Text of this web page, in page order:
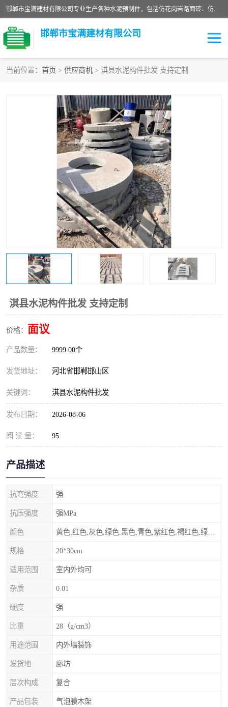
邯郸市宝满建材有限公司专业生产各种水泥预制件，包括仿花岗岩路面砖、仿花岗岩人行道砖、仿花岗岩路侧石、烧结砖、植草砖、码头砖连锁块、仿花岗岩路侧石、沙井盖、水泥盖板等各种水泥制品
邯郸市宝满建材有限公司
当前位置： 首页 > 供应商机 > 淇县水泥构件批发 支持定制
淇县水泥构件批发 支持定制
价格： 面议
产品数量： 9999.00个
发货地址： 河北省邯郸邯山区
关键词： 淇县水泥构件批发
发布日期： 2026-08-06
阅 读 量： 95
产品描述
抗弯强度 强
抗压强度 强MPa
颜色
规格 20*30cm
适用范围 室内外均可
杂质 0.01
硬度 强
比重 28（g/cm3）
用途范围 内外墙装饰
发货地 廊坊
层次构成 复合
产品包装 气泡膜木架
混凝土路沿石
便道砖
盲道砖
pc仿石砖